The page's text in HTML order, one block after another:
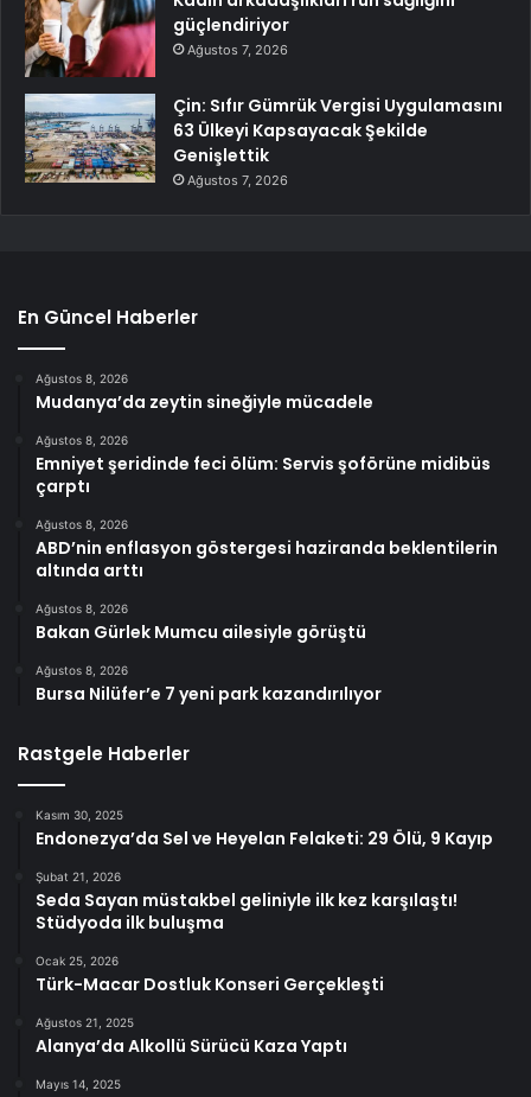
güçlendiriyor
Ağustos 7, 2026
Çin: Sıfır Gümrük Vergisi Uygulamasını
63 Ülkeyi Kapsayacak Şekilde
Genişlettik
Ağustos 7, 2026
En Güncel Haberler
Ağustos 8, 2026
Mudanya’da zeytin sineğiyle mücadele
Ağustos 8, 2026
Emniyet şeridinde feci ölüm: Servis şoförüne midibüs
çarptı
Ağustos 8, 2026
ABD’nin enflasyon göstergesi haziranda beklentilerin
altında arttı
Ağustos 8, 2026
Bakan Gürlek Mumcu ailesiyle görüştü
Ağustos 8, 2026
Bursa Nilüfer’e 7 yeni park kazandırılıyor
Rastgele Haberler
Kasım 30, 2025
Endonezya’da Sel ve Heyelan Felaketi: 29 Ölü, 9 Kayıp
Şubat 21, 2026
Seda Sayan müstakbel geliniyle ilk kez karşılaştı!
Stüdyoda ilk buluşma
Ocak 25, 2026
Türk-Macar Dostluk Konseri Gerçekleşti
Ağustos 21, 2025
Alanya’da Alkollü Sürücü Kaza Yaptı
Mayıs 14, 2025